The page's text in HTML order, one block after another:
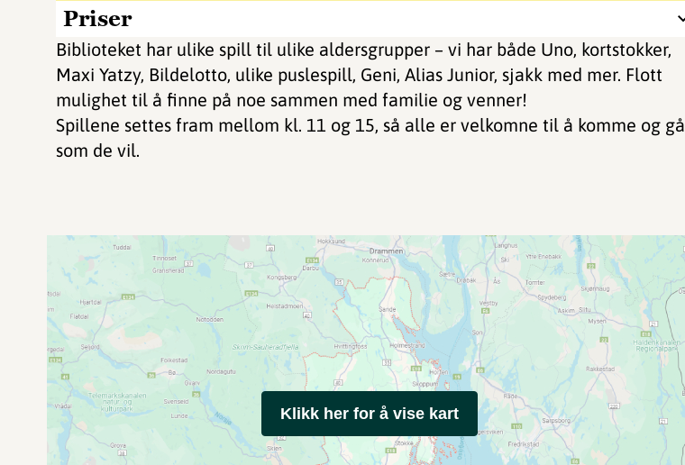
Priser
Biblioteket har ulike spill til ulike aldersgrupper – vi har både Uno, kortstokker,
Maxi Yatzy, Bildelotto, ulike puslespill, Geni, Alias Junior, sjakk med mer. Flott
mulighet til å finne på noe sammen med familie og venner!
Spillene settes fram mellom kl. 11 og 15, så alle er velkomne til å komme og gå
som de vil.
Klikk her for å vise kart